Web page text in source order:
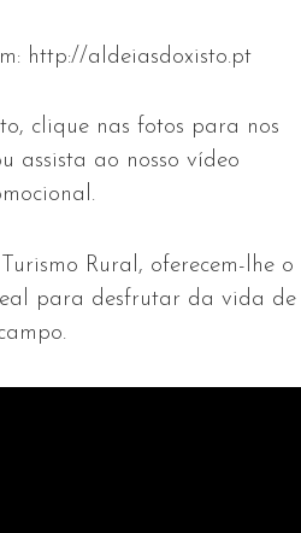
http://aldeiasdoxisto.pt
clique nas fotos para nos
assista ao nosso vídeo
Rural, oferecem-lhe o
para desfrutar da vida de